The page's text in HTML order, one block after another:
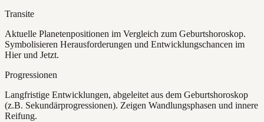
Transite
Aktuelle Planetenpositionen im Vergleich zum Geburtshoroskop.
Symbolisieren Herausforderungen und Entwicklungschancen im
Hier und Jetzt.
Progressionen
Langfristige Entwicklungen, abgeleitet aus dem Geburtshoroskop
(z.B. Sekundärprogressionen). Zeigen Wandlungsphasen und innere
Reifung.